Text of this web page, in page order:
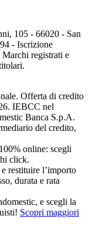
105 - 66020 - San
- Iscrizione
registrati e
Offerta di credito
IEBCC nel
Banca S.p.A.
del credito,
online: scegli
click.
restituire l’importo
durata e rata
e scegli la
Scopri maggiori